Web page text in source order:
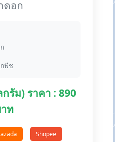
ดอก
กพืช
รัม) ราคา : 890
ท
Shopee